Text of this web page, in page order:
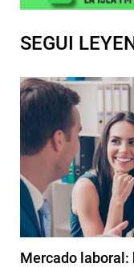
SEGUI
Mercado laboral: